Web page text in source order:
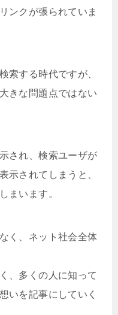
ンクが張られていま
索する時代ですが、
きな問題点ではない
され、検索ユーザが
示されてしまうと、
まいます。
く、ネット社会全体
、多くの人に知って
いを記事にしていく